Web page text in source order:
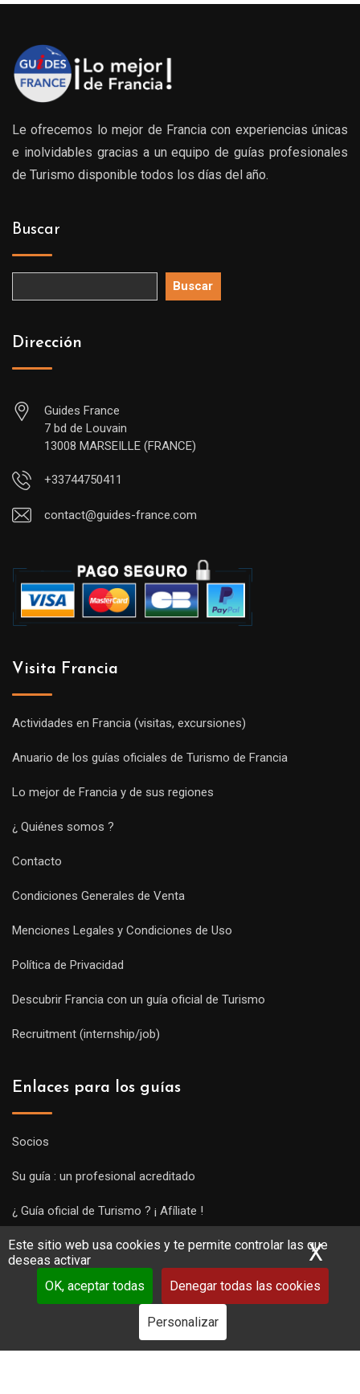
Este sitio web usa cookies y te permite controlar las que
deseas activar
OK, aceptar todas
Denegar todas las cookies
Personalizar
X
Le ofrecemos lo mejor de Francia con experiencias únicas
e inolvidables gracias a un equipo de guías profesionales
de Turismo disponible todos los días del año.
Buscar
Buscar
Dirección
Guides France
7 bd de Louvain
13008 MARSEILLE (FRANCE)
+33744750411
contact@guides-france.com
Visita Francia
Actividades en Francia (visitas, excursiones)
Anuario de los guías oficiales de Turismo de Francia
Lo mejor de Francia y de sus regiones
¿ Quiénes somos ?
Contacto
Condiciones Generales de Venta
Menciones Legales y Condiciones de Uso
Política de Privacidad
Descubrir Francia con un guía oficial de Turismo
Recruitment (internship/job)
Enlaces para los guías
Socios
Su guía : un profesional acreditado
¿ Guía oficial de Turismo ? ¡ Afíliate !
Subir una visita y empezar a trabajar !